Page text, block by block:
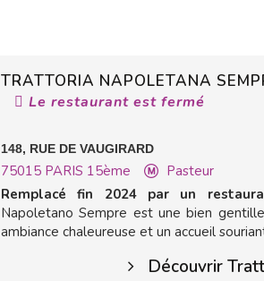
TRATTORIA NAPOLETANA
Le restaurant est fermé
148, RUE DE VAUGIRARD
75015 PARIS 15ème
Pasteur
Remplacé fin 2024 par un
Napoletano Sempre est une bien
ambiance chaleureuse et un accueil
Découvrir